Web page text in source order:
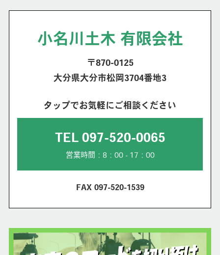
小名川土木 有限会社
〒870-0125
大分県大分市松岡3704番地3
タップでお気軽にご相談ください
TEL 097-520-0065
営業時間：8：00 - 17：00
FAX 097-520-1539